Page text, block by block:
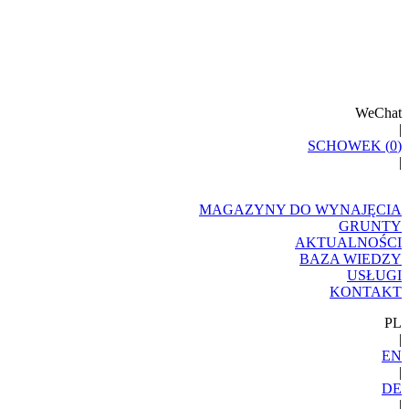
WeChat
|
SCHOWEK (0)
|
MAGAZYNY DO WYNAJĘCIA
GRUNTY
AKTUALNOŚCI
BAZA WIEDZY
USŁUGI
KONTAKT
PL
|
EN
|
DE
|